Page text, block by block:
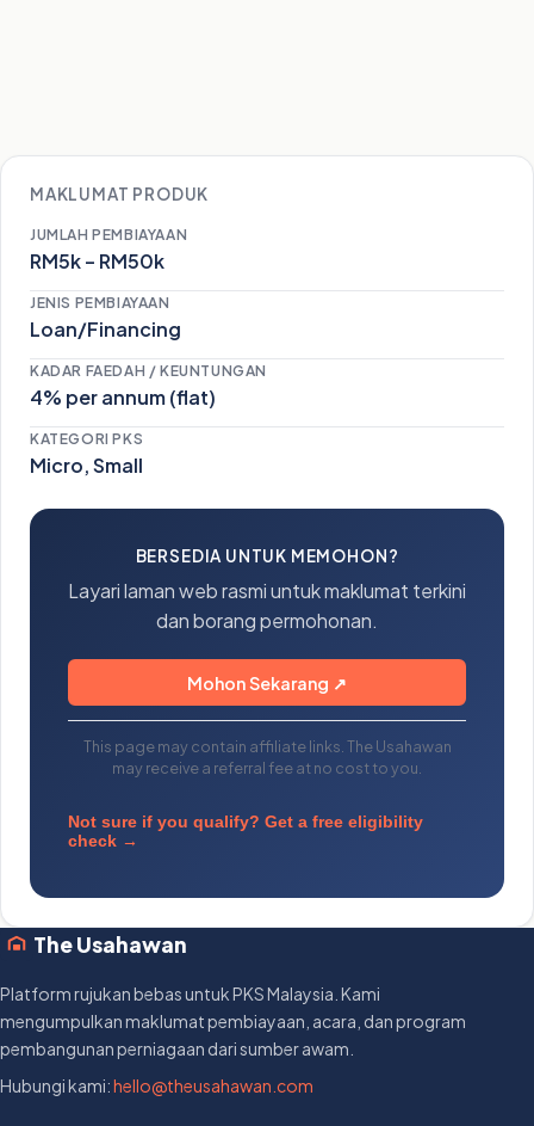
MAKLUMAT PRODUK
JUMLAH PEMBIAYAAN
RM5k – RM50k
JENIS PEMBIAYAAN
Loan/Financing
KADAR FAEDAH / KEUNTUNGAN
4% per annum (flat)
KATEGORI PKS
Micro, Small
BERSEDIA UNTUK MEMOHON?
Layari laman web rasmi untuk maklumat terkini
dan borang permohonan.
Mohon Sekarang ↗
This page may contain affiliate links. The Usahawan
may receive a referral fee at no cost to you.
Not sure if you qualify? Get a free eligibility
check →
The Usahawan
Platform rujukan bebas untuk PKS Malaysia. Kami
mengumpulkan maklumat pembiayaan, acara, dan program
pembangunan perniagaan dari sumber awam.
Hubungi kami:hello@theusahawan.com